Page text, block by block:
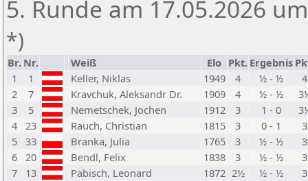
5. Runde am 17.05.2026
*)
Br. Nr. Weiß Elo Pkt. Ergebnis
1
1 Keller, Niklas 1949 4 ½ - ½
4
2
7 Kravchuk, Aleksandr Dr. 1909 4 ½ - ½
3
5 Nemetschek, Jochen 1912 3 1 - 0
4
23 Rauch, Christian 1815 3 0 - 1
3
5
33 Branka, Julia 1765 3 ½ - ½
3
6
20 Bendl, Felix 1838 3 ½ - ½
3
7
13 Pabisch, Leonard 1872 2½ ½ - ½
3